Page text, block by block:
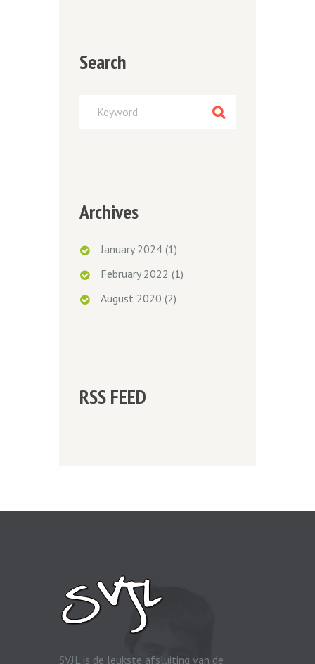
Search
Archives
January 2024 (1)
February 2022 (1)
August 2020 (2)
RSS FEED
SVJL is de leukste afsluiting van de